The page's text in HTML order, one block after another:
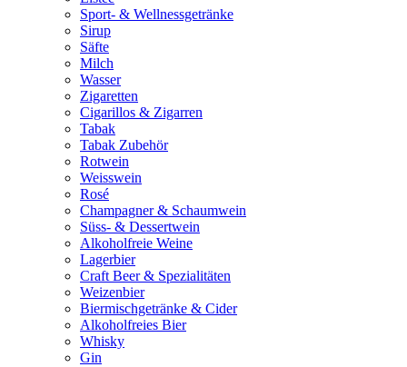
Sport- & Wellnessgetränke
Sirup
Säfte
Milch
Wasser
Zigaretten
Cigarillos & Zigarren
Tabak
Tabak Zubehör
Rotwein
Weisswein
Rosé
Champagner & Schaumwein
Süss- & Dessertwein
Alkoholfreie Weine
Lagerbier
Craft Beer & Spezialitäten
Weizenbier
Biermischgetränke & Cider
Alkoholfreies Bier
Whisky
Gin